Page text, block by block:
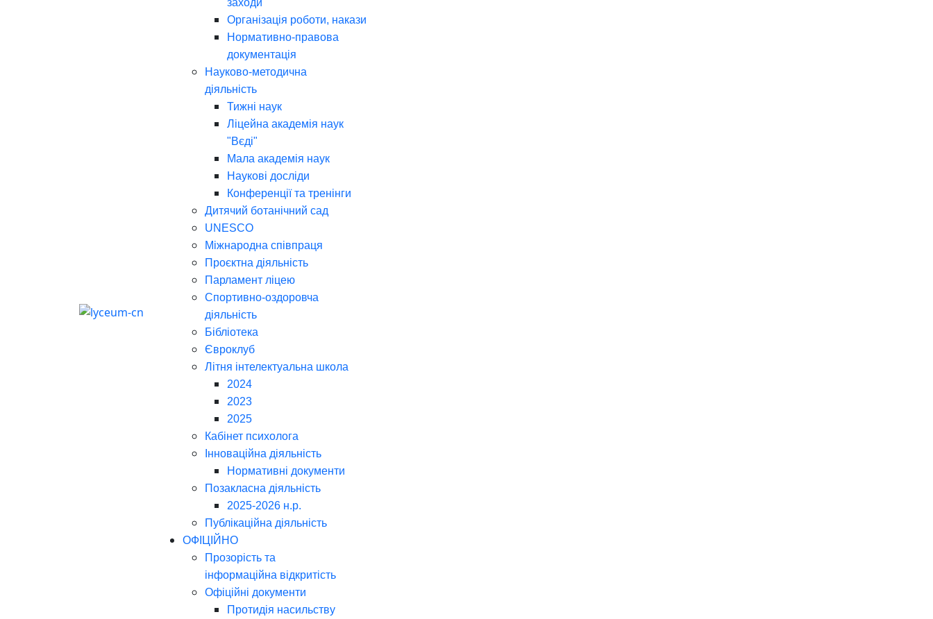
заходи
Організація роботи, накази
Нормативно-правова
документація
Науково-методична
діяльність
Тижні наук
Ліцейна академія наук
"Вєді"
Мала академія наук
Наукові досліди
Конференції та тренінги
Дитячий ботанічний сад
UNESCO
Міжнародна співпраця
Проєктна діяльність
Парламент ліцею
Спортивно-оздоровча
діяльність
Бібліотека
Євроклуб
Літня інтелектуальна школа
2024
2023
2025
Кабінет психолога
Інноваційна діяльність
Нормативні документи
Позакласна діяльність
2025-2026 н.р.
Публікаційна діяльність
ОФІЦІЙНО
Прозорість та
інформаційна відкритість
Офіційні документи
Протидія насильству